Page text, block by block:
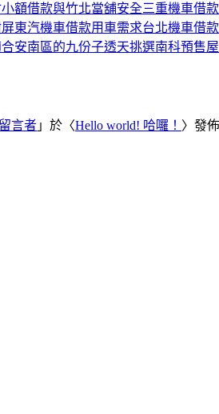
額借款與竹北當舖安全三重機車借款
東汽機車借款用車需求台北機車借款
安南區的九份子透天挑選南科預售屋
言者 」於〈Hello world! 哈囉！ 〉發